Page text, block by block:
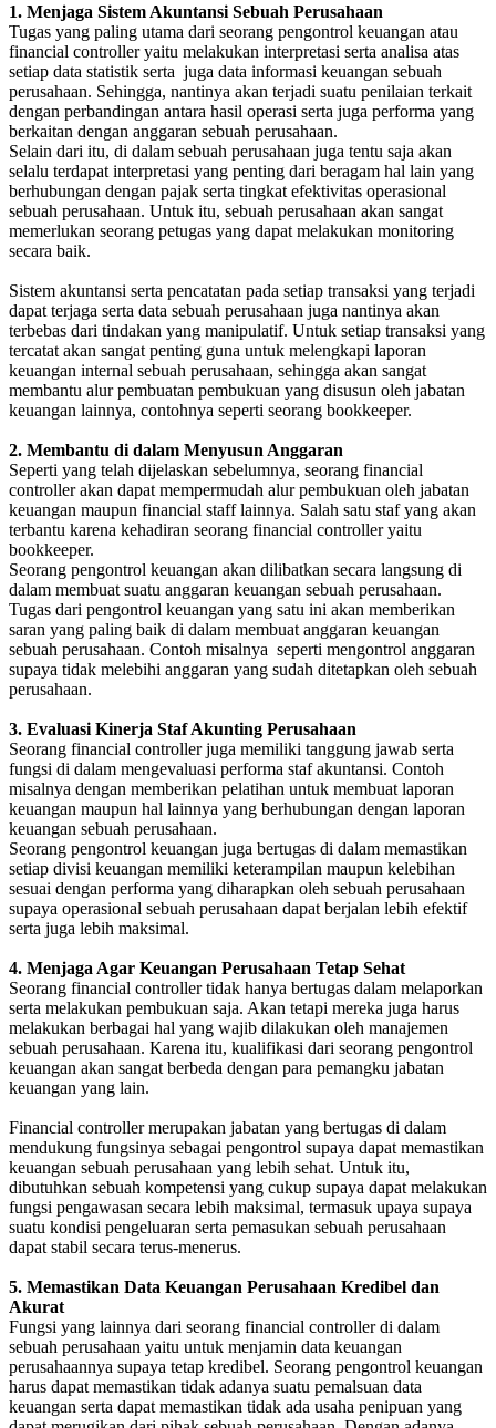
1. Menjaga Sistem Akuntansi Sebuah Perusahaan
Tugas yang paling utama dari seorang pengontrol keuangan atau
financial controller yaitu melakukan interpretasi serta analisa atas
setiap data statistik serta juga data informasi keuangan sebuah
perusahaan. Sehingga, nantinya akan terjadi suatu penilaian terkait
dengan perbandingan antara hasil operasi serta juga performa yang
berkaitan dengan anggaran sebuah perusahaan.
Selain dari itu, di dalam sebuah perusahaan juga tentu saja akan
selalu terdapat interpretasi yang penting dari beragam hal lain yang
berhubungan dengan pajak serta tingkat efektivitas operasional
sebuah perusahaan. Untuk itu, sebuah perusahaan akan sangat
memerlukan seorang petugas yang dapat melakukan monitoring
secara baik.
Sistem akuntansi serta pencatatan pada setiap transaksi yang terjadi
dapat terjaga serta data sebuah perusahaan juga nantinya akan
terbebas dari tindakan yang manipulatif. Untuk setiap transaksi yang
tercatat akan sangat penting guna untuk melengkapi laporan
keuangan internal sebuah perusahaan, sehingga akan sangat
membantu alur pembuatan pembukuan yang disusun oleh jabatan
keuangan lainnya, contohnya seperti seorang bookkeeper.
2. Membantu di dalam Menyusun Anggaran
Seperti yang telah dijelaskan sebelumnya, seorang financial
controller akan dapat mempermudah alur pembukuan oleh jabatan
keuangan maupun financial staff lainnya. Salah satu staf yang akan
terbantu karena kehadiran seorang financial controller yaitu
bookkeeper.
Seorang pengontrol keuangan akan dilibatkan secara langsung di
dalam membuat suatu anggaran keuangan sebuah perusahaan.
Tugas dari pengontrol keuangan yang satu ini akan memberikan
saran yang paling baik di dalam membuat anggaran keuangan
sebuah perusahaan. Contoh misalnya seperti mengontrol anggaran
supaya tidak melebihi anggaran yang sudah ditetapkan oleh sebuah
perusahaan.
3. Evaluasi Kinerja Staf Akunting Perusahaan
Seorang financial controller juga memiliki tanggung jawab serta
fungsi di dalam mengevaluasi performa staf akuntansi. Contoh
misalnya dengan memberikan pelatihan untuk membuat laporan
keuangan maupun hal lainnya yang berhubungan dengan laporan
keuangan sebuah perusahaan.
Seorang pengontrol keuangan juga bertugas di dalam memastikan
setiap divisi keuangan memiliki keterampilan maupun kelebihan
sesuai dengan performa yang diharapkan oleh sebuah perusahaan
supaya operasional sebuah perusahaan dapat berjalan lebih efektif
serta juga lebih maksimal.
4. Menjaga Agar Keuangan Perusahaan Tetap Sehat
Seorang financial controller tidak hanya bertugas dalam melaporkan
serta melakukan pembukuan saja. Akan tetapi mereka juga harus
melakukan berbagai hal yang wajib dilakukan oleh manajemen
sebuah perusahaan. Karena itu, kualifikasi dari seorang pengontrol
keuangan akan sangat berbeda dengan para pemangku jabatan
keuangan yang lain.
Financial controller merupakan jabatan yang bertugas di dalam
mendukung fungsinya sebagai pengontrol supaya dapat memastikan
keuangan sebuah perusahaan yang lebih sehat. Untuk itu,
dibutuhkan sebuah kompetensi yang cukup supaya dapat melakukan
fungsi pengawasan secara lebih maksimal, termasuk upaya supaya
suatu kondisi pengeluaran serta pemasukan sebuah perusahaan
dapat stabil secara terus-menerus.
5. Memastikan Data Keuangan Perusahaan Kredibel dan
Akurat
Fungsi yang lainnya dari seorang financial controller di dalam
sebuah perusahaan yaitu untuk menjamin data keuangan
perusahaannya supaya tetap kredibel. Seorang pengontrol keuangan
harus dapat memastikan tidak adanya suatu pemalsuan data
keuangan serta dapat memastikan tidak ada usaha penipuan yang